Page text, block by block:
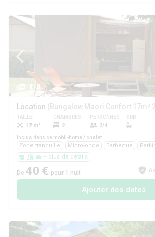
1/8
Location
TAILLE
17 m²
CHAMBRES
2
PERSONNES
2/4
SDB
Inclus dans ce mobil-home / chalet
Zone tranquille Micro-onde Barbecue
+ plus de détails
De 40 € pour 1 nuit
Ajouter des dates